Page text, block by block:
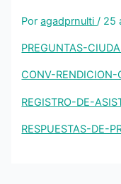
Poragadprnulti/ 25
PREGUNTAS-
CONV-RENDICION-
REGISTRO-DE-
RESPUESTAS-DE-